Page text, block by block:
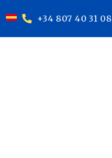
+34 807 40 31 08